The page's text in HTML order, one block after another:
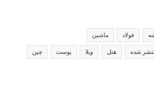
فولاد ماشین
شده هتل ویلا پوست چین